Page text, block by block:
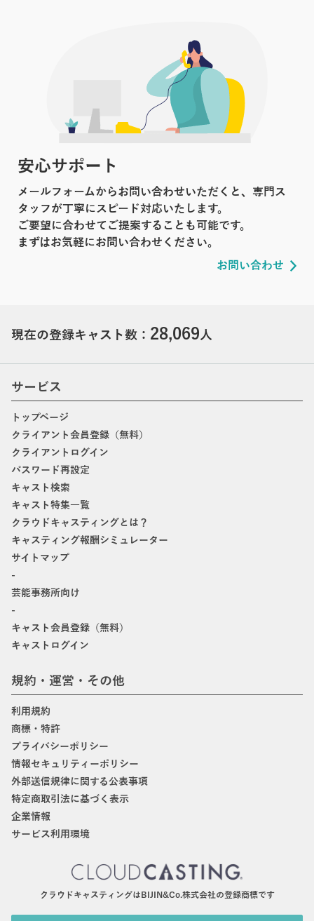
安心サポート
メールフォームからお問い合わせいただくと、専門ス
タッフが丁寧にスピード対応いたします。
ご要望に合わせてご提案することも可能です。
まずはお気軽にお問い合わせください。
お問い合わせ
現在の登録キャスト数： 28,069人
サービス
トップページ
クライアント会員登録（無料）
クライアントログイン
パスワード再設定
キャスト検索
キャスト特集一覧
クラウドキャスティングとは？
キャスティング報酬シミュレーター
サイトマップ
-
芸能事務所向け
-
キャスト会員登録（無料）
キャストログイン
規約・運営・その他
利用規約
商標・特許
プライバシーポリシー
情報セキュリティーポリシー
外部送信規律に関する公表事項
特定商取引法に基づく表示
企業情報
サービス利用環境
クラウドキャスティングはBIJIN&Co.株式会社の登録商標です